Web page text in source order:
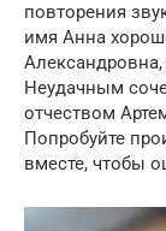
повторения
имя Анна
Неудачным
отчеством
Попробуйте
вместе, чтобы